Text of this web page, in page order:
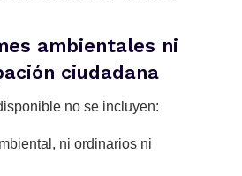
ambientales ni
ciudadana
no se incluyen:
ni ordinarios ni